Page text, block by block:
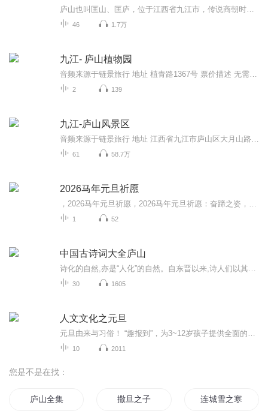
46 1.7万
九江- 庐山植物园
2 139
九江-庐山风景区
61 58.7万
2026马年元旦祈愿
1 52
中国古诗词大全庐山
30 1605
人文文化之元旦
10 2011
您是不是在找：
庐山全集 撒旦之子 连城雪之寒庐花